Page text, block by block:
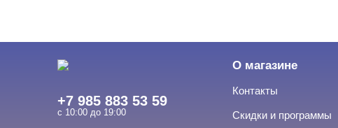
+7 985 883 53 59
с 10:00 до 19:00
О магазине
Контакты
Скидки и программы